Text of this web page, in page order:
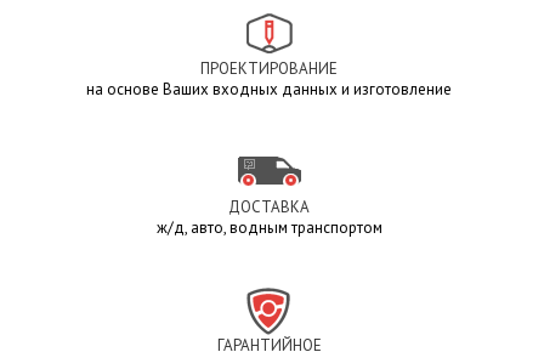
ПРОЕКТИРОВАНИЕ
на основе Ваших входных данных и изготовление
ДОСТАВКА
ж/д, авто, водным транспортом
ГАРАНТИЙНОЕ